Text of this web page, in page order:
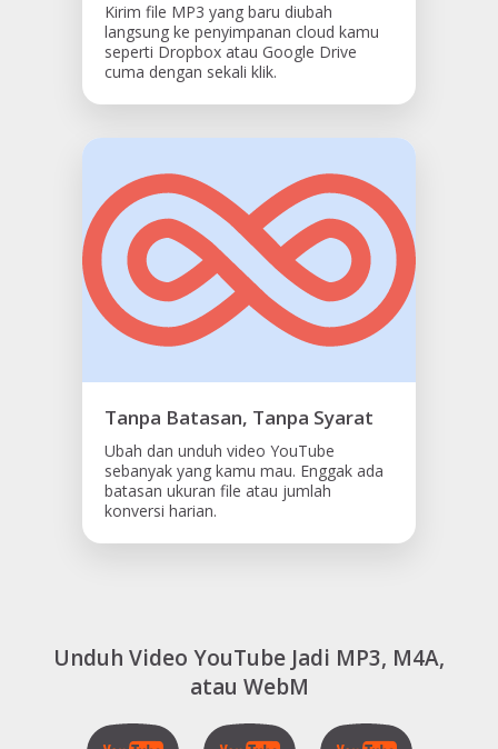
Kirim file MP3 yang baru diubah
langsung ke penyimpanan cloud kamu
seperti Dropbox atau Google Drive
cuma dengan sekali klik.
Tanpa Batasan, Tanpa Syarat
Ubah dan unduh video YouTube
sebanyak yang kamu mau. Enggak ada
batasan ukuran file atau jumlah
konversi harian.
Unduh Video YouTube Jadi MP3, M4A,
atau WebM